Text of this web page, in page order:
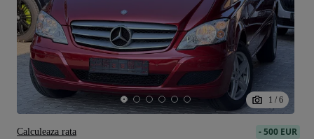
1 / 6
-500 EUR
Calculeaza rata